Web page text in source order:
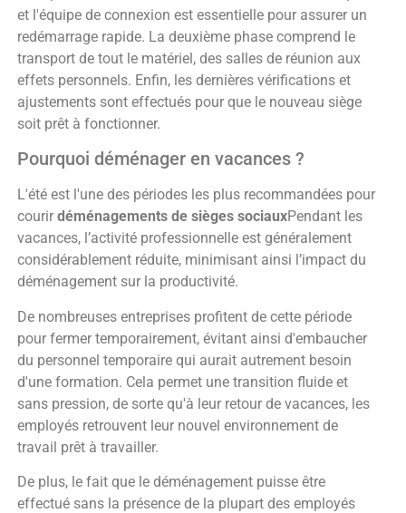
et l'équipe de connexion est essentielle pour assurer un
redémarrage rapide. La deuxième phase comprend le
transport de tout le matériel, des salles de réunion aux
effets personnels. Enfin, les dernières vérifications et
ajustements sont effectués pour que le nouveau siège
soit prêt à fonctionner.
Pourquoi déménager en vacances ?
L'été est l'une des périodes les plus recommandées pour
courir déménagements de sièges sociauxPendant les
vacances, l’activité professionnelle est généralement
considérablement réduite, minimisant ainsi l’impact du
déménagement sur la productivité.
De nombreuses entreprises profitent de cette période
pour fermer temporairement, évitant ainsi d'embaucher
du personnel temporaire qui aurait autrement besoin
d'une formation. Cela permet une transition fluide et
sans pression, de sorte qu'à leur retour de vacances, les
employés retrouvent leur nouvel environnement de
travail prêt à travailler.
De plus, le fait que le déménagement puisse être
effectué sans la présence de la plupart des employés